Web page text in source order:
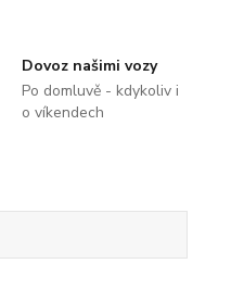
Dovoz našimi vozy
Po domluvě - kdykoliv i
o víkendech